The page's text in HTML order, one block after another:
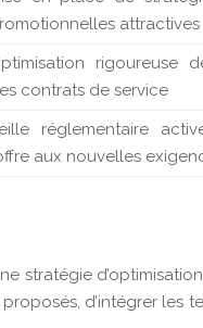
attractives
rigoureuse
contrats de service
réglementaire
aux nouvelles
stratégie
d’intégrer les